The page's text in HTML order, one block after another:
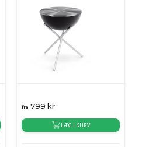
fra 799 kr
LÆG I KURV